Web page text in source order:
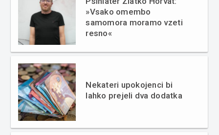
»Vsako omembo
samomora moramo vzeti
resno«
Nekateri upokojenci bi
lahko prejeli dva dodatka